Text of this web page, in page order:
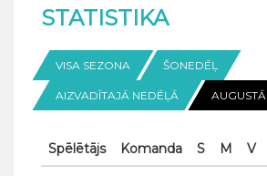
STATISTIKA
VISA SEZONA ŠONEDĒĻ
AIZVADĪTAJĀ NEDĒĻĀ AUGUSTĀ
Spēlētājs Komanda S M V